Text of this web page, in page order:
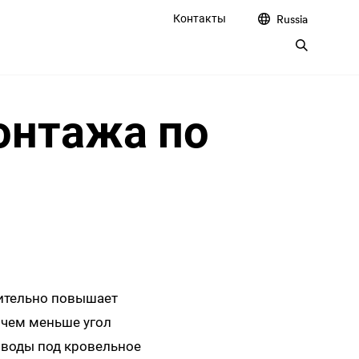
Контакты Russia
по
повышает
меньше угол
под кровельное